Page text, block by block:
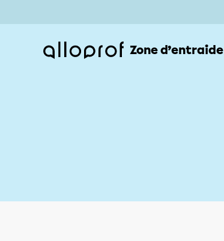
Zone d’entraide